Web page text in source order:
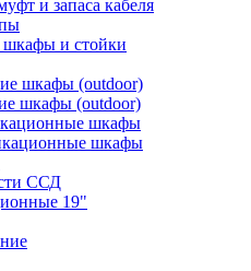
и запаса кабеля
и стойки
шкафы (outdoor)
шкафы (outdoor)
шкафы
шкафы
ССД
19"